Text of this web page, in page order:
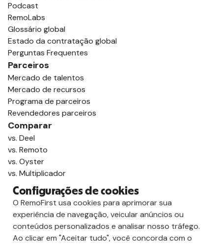
Podcast
RemoLabs
Glossário global
Estado da contratação global
Perguntas Frequentes
Parceiros
Mercado de talentos
Mercado de recursos
Programa de parceiros
Revendedores parceiros
Comparar
vs. Deel
vs. Remoto
vs. Oyster
vs. Multiplicador
Configurações de cookies
O RemoFirst usa cookies para aprimorar sua
experiência de navegação, veicular anúncios ou
conteúdos personalizados e analisar nosso tráfego.
Ao clicar em "Aceitar tudo", você concorda com o